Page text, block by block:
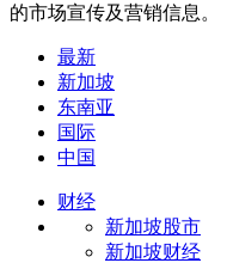
的市场宣传及营销信息。
最新
新加坡
东南亚
国际
中国
财经
新加坡股市
新加坡财经